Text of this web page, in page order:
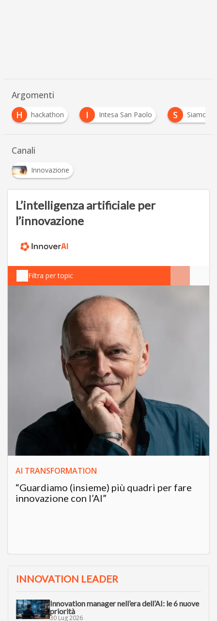
Argomenti
I Intesa San Paolo S SiamoSoci U
Canali
Innovazione
L’intelligenza artificiale per
l’innovazione
Filtra per topic
AI TRANSFORMATION
“Guardiamo (insieme) più quadri per fare
innovazione con l’AI”
INNOVATION LEADER
Innovation manager nell’era dell’AI: le 6 nuove
priorità
30 Lug 2026